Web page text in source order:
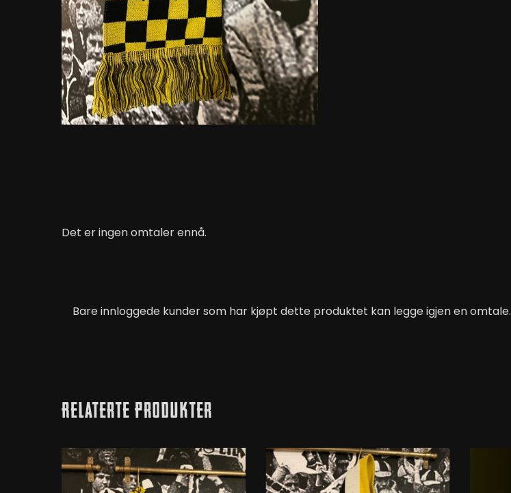
Det er ingen omtaler ennå.
Bare innloggede kunder som har kjøpt dette produktet kan legge igjen en omtale.
Relaterte Produkter